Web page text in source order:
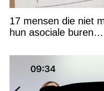
17 mensen die niet
hun asociale